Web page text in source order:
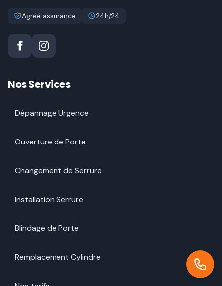
Agréé assurance 24h/24
Nos Services
Dépannage Urgence
Ouverture de Porte
Changement de Serrure
Installation Serrure
Blindage de Porte
Remplacement Cylindre